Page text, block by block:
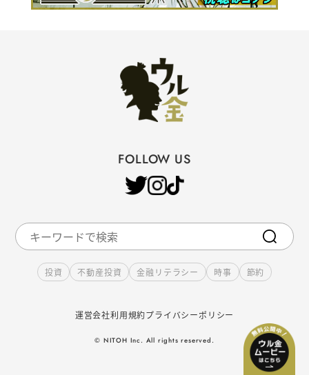
FOLLOW US
投資 不動産投資 金融リテラシー 時事 節約
運営会社利用規約プライバシーポリシー
© NITOH Inc. All rights reserved.